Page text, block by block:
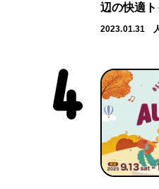
辺の快適
2023.01.31